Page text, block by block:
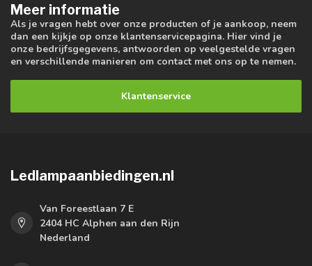
Meer informatie
Als je vragen hebt over onze producten of je aankoop, neem
dan een kijkje op onze klantenservicepagina. Hier vind je
onze bedrijfsgegevens, antwoorden op veelgestelde vragen
en verschillende manieren om contact met ons op te nemen.
Klantenservice
Ledlampaanbiedingen.nl
Van Foreestlaan 7 E
2404 HC Alphen aan den Rijn
Nederland